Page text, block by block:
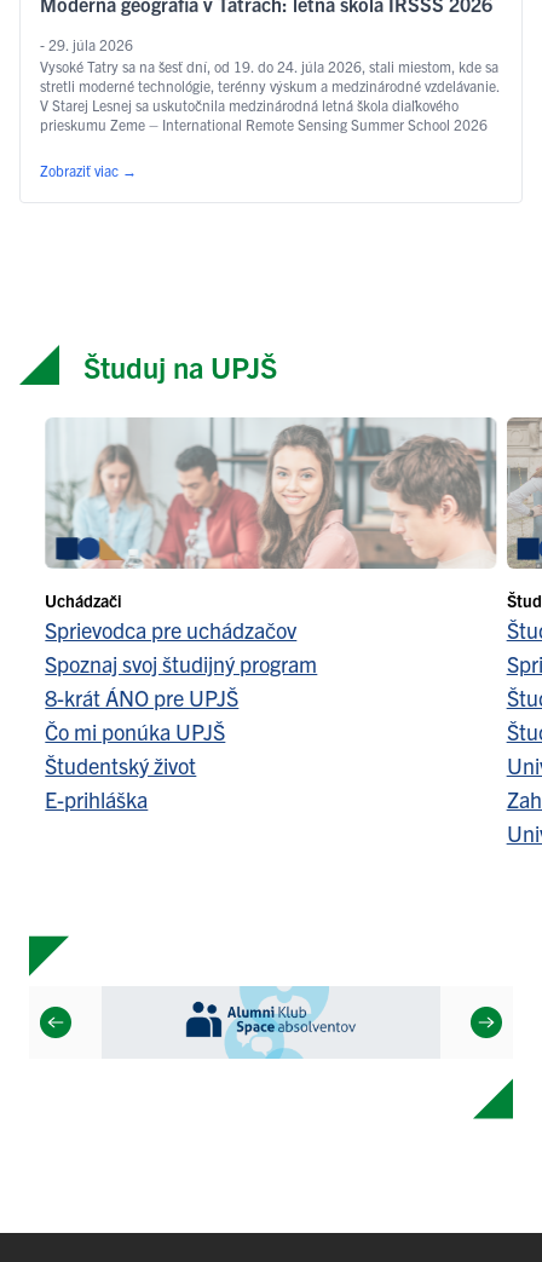
- 29. júla 2026
Vysoké Tatry sa na šesť dní, od 19. do 24. júla 2026, stali miestom, kde sa
stretli moderné technológie, terénny výskum a medzinárodné vzdelávanie.
V Starej Lesnej sa uskutočnila medzinárodná letná škola diaľkového
prieskumu Zeme – International Remote Sensing Summer School 2026
Zobraziť viac →
Študuj na UPJŠ
Uchádzači
Sprievodca pre uchádzačov
Spoznaj svoj študijný program
8-krát ÁNO pre UPJŠ
Čo mi ponúka UPJŠ
Študentský život
E-prihláška